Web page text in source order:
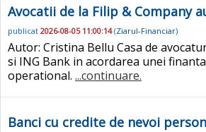
Avocatii de la Filip & Company
publicat 2026-08-05 11:00:14(Ziarul-Financiar)
Autor: Cristina Bellu Casa de
si ING Bank in acordarea unei
operational. ...continuare.
Banci cu credite de nevoi